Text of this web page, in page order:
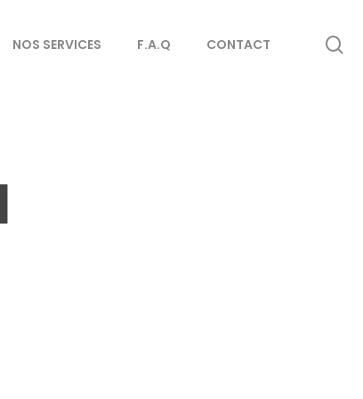
NOS SERVICES F.A.Q CONTACT